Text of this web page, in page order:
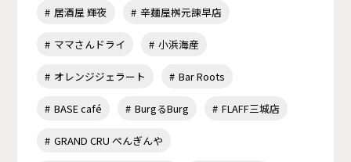
居酒屋 輝夜 辛麺屋桝元諫早店
ママさんドライ 小浜海産
オレンジジェラート Bar Roots
BASE café BurgるBurg FLAFF三城店
GRAND CRU ぺんぎんや